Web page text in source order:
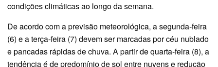
condições climáticas ao longo da semana.
De acordo com a previsão meteorológica, a segunda-feira
(6) e a terça-feira (7) devem ser marcadas por céu nublado
e pancadas rápidas de chuva. A partir de quarta-feira (8), a
tendência é de predomínio de sol entre nuvens e redução